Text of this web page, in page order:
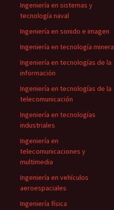
Ingeniería en sistemas y
tecnología naval
Ingeniería en sonido e imagen
Ingeniería en tecnología minera
Ingeniería en tecnologías de la
información
Ingeniería en tecnologías de la
telecomunicación
Ingeniería en tecnologías
industriales
Ingeniería en
telecomunicaciones y
multimedia
Ingeniería en vehículos
aeroespaciales
Ingeniería física